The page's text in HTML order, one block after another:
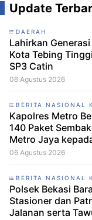
Update
DAERAH
Lahirkan
Kota Tebing
SP3 Catin
06 Agustus 2026
BERITA NASIONAL
Kapolres Metro
140 Paket
Metro Jaya
Ciketing Udik
06 Agustus 2026
BERITA NASIONAL
Polsek Bekasi
Stasioner dan
Jalanan serta